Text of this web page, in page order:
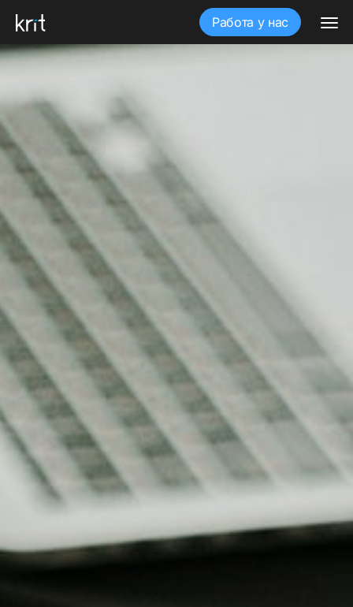
Работа у нас